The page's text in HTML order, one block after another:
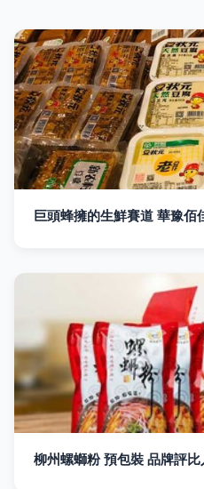
巨頭蜂擁的生鮮賽道 華豫
柳州螺螄粉 預包裝 品牌評